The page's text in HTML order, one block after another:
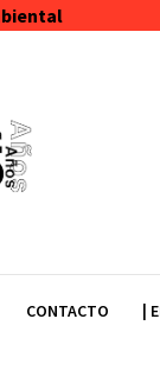
CONTACTO |